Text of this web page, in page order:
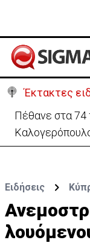
Έκτακτες
Πέθανε στα 74
Ειδήσεις